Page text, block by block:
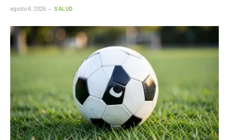
agosto 6, 2026 SALUD